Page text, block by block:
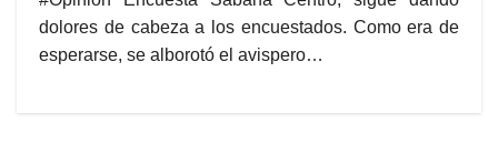
dolores de cabeza a los encuestados. Como era de
esperarse, se alborotó el avispero…